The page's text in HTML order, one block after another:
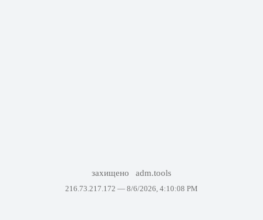
захищено adm.tools
216.73.217.172 — 8/6/2026, 4:10:08 PM